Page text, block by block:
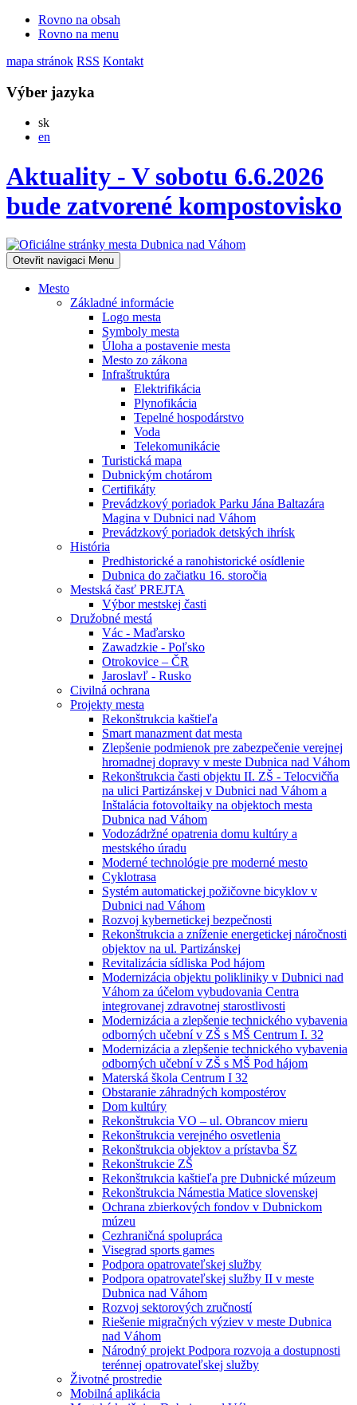
Rovno na obsah
Rovno na menu
mapa stránok RSS Kontakt
Výber jazyka
skSlovensky
en
Aktuality - V sobotu 6.6.2026
bude zatvorené kompostovisko
Otevřit navigaci Menu
Mesto
Základné informácie
Logo mesta
Symboly mesta
Úloha a postavenie mesta
Mesto zo zákona
Infraštruktúra
Elektrifikácia
Plynofikácia
Tepelné hospodárstvo
Voda
Telekomunikácie
Turistická mapa
Dubnickým chotárom
Certifikáty
Prevádzkový poriadok Parku Jána Baltazára
Magina v Dubnici nad Váhom
Prevádzkový poriadok detských ihrísk
História
Predhistorické a ranohistorické osídlenie
Dubnica do začiatku 16. storočia
Mestská časť PREJTA
Výbor mestskej časti
Družobné mestá
Vác - Maďarsko
Zawadzkie - Poľsko
Otrokovice – ČR
Jaroslavľ - Rusko
Civilná ochrana
Projekty mesta
Rekonštrukcia kaštieľa
Smart manazment dat mesta
Zlepšenie podmienok pre zabezpečenie verejnej
hromadnej dopravy v meste Dubnica nad Váhom
Rekonštrukcia časti objektu II. ZŠ - Telocvičňa
na ulici Partizánskej v Dubnici nad Váhom a
Inštalácia fotovoltaiky na objektoch mesta
Dubnica nad Váhom
Vodozádržné opatrenia domu kultúry a
mestského úradu
Moderné technológie pre moderné mesto
Cyklotrasa
Systém automatickej požičovne bicyklov v
Dubnici nad Váhom
Rozvoj kybernetickej bezpečnosti
Rekonštrukcia a zníženie energetickej náročnosti
objektov na ul. Partizánskej
Revitalizácia sídliska Pod hájom
Modernizácia objektu polikliniky v Dubnici nad
Váhom za účelom vybudovania Centra
integrovanej zdravotnej starostlivosti
Modernizácia a zlepšenie technického vybavenia
odborných učební v ZŠ s MŠ Centrum I. 32
Modernizácia a zlepšenie technického vybavenia
odborných učební v ZŠ s MŠ Pod hájom
Materská škola Centrum I 32
Obstaranie záhradných kompostérov
Dom kultúry
Rekonštrukcia VO – ul. Obrancov mieru
Rekonštrukcia verejného osvetlenia
Rekonštrukcia objektov a prístavba ŠZ
Rekonštrukcie ZŠ
Rekonštrukcia kaštieľa pre Dubnické múzeum
Rekonštrukcia Námestia Matice slovenskej
Ochrana zbierkových fondov v Dubnickom
múzeu
Cezhraničná spolupráca
Visegrad sports games
Podpora opatrovateľskej služby
Podpora opatrovateľskej služby II v meste
Dubnica nad Váhom
Rozvoj sektorových zručností
Riešenie migračných výziev v meste Dubnica
nad Váhom
Národný projekt Podpora rozvoja a dostupnosti
terénnej opatrovateľskej služby
Životné prostredie
Mobilná aplikácia